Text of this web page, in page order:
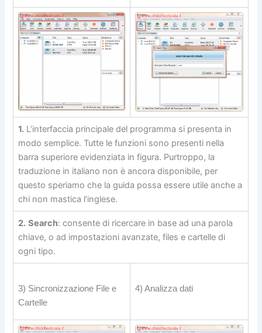
1. L’interfaccia principale del programma si presenta in
modo semplice. Tutte le funzioni sono presenti nella
barra superiore evidenziata in figura. Purtroppo, la
traduzione in italiano non è ancora disponibile, per
questo speriamo che la guida possa essere utile anche a
chi non mastica l’inglese.
2. Search: consente di ricercare in base ad una parola
chiave, o ad impostazioni avanzate, files e cartelle di
ogni tipo.
3) Sincronizzazione File e
Cartelle
4) Analizza dati